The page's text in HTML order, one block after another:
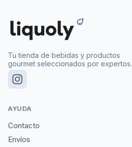
Tu tienda de bebidas y productos
gourmet seleccionados por expertos.
AYUDA
Contacto
Envíos